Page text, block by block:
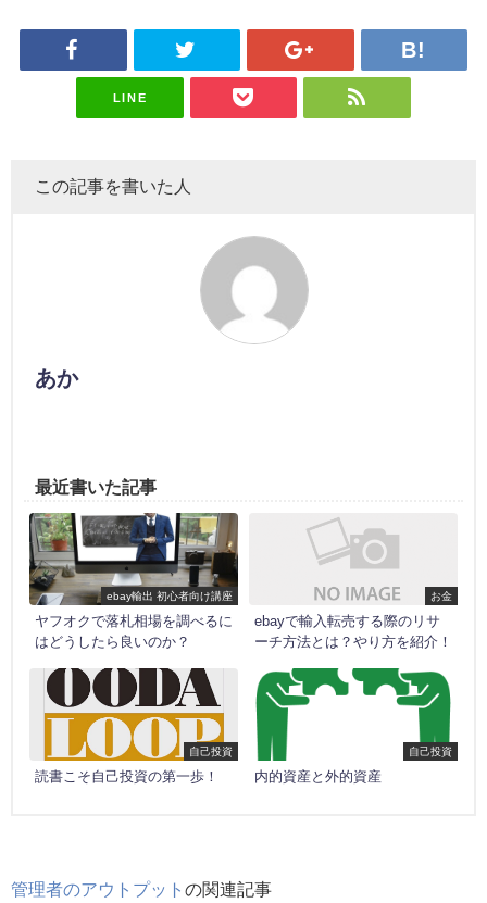
LINE
この記事を書いた人
あか
最近書いた記事
ebay輸出 初心者向け講座
ヤフオクで落札相場を調べるに
はどうしたら良いのか？
お金
ebayで輸入転売する際のリサ
ーチ方法とは？やり方を紹介！
自己投資
読書こそ自己投資の第一歩！
自己投資
内的資産と外的資産
管理者のアウトプット の関連記事